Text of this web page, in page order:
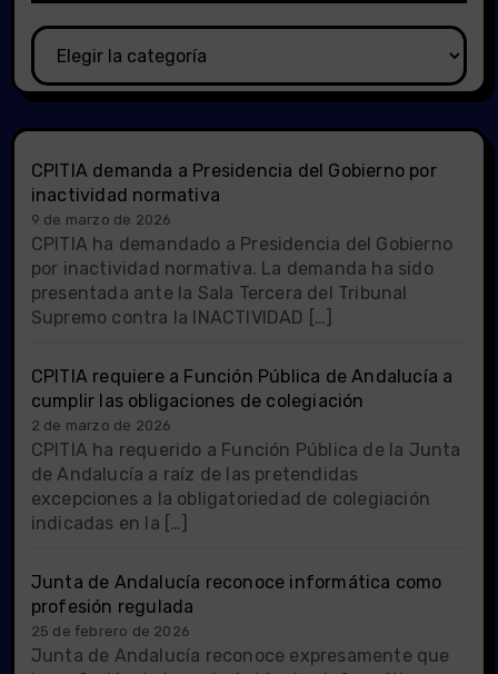
Categorías
CPITIA demanda a Presidencia del Gobierno por
inactividad normativa
9 de marzo de 2026
CPITIA ha demandado a Presidencia del Gobierno
por inactividad normativa. La demanda ha sido
presentada ante la Sala Tercera del Tribunal
Supremo contra la INACTIVIDAD […]
CPITIA requiere a Función Pública de Andalucía a
cumplir las obligaciones de colegiación
2 de marzo de 2026
CPITIA ha requerido a Función Pública de la Junta
de Andalucía a raíz de las pretendidas
excepciones a la obligatoriedad de colegiación
indicadas en la […]
Junta de Andalucía reconoce informática como
profesión regulada
25 de febrero de 2026
Junta de Andalucía reconoce expresamente que